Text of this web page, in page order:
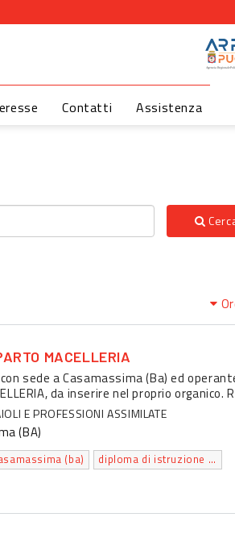
Contatti Assistenza
MACELLERIA
sede a Casamassima (Ba) ed
da inserire nel proprio organico.
E PROFESSIONI ASSIMILATE
(BA)
(ba) diploma di istruzione secondaria superiore che permette l'accesso all'universita'